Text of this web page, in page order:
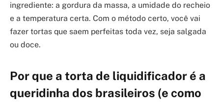
ingrediente: a gordura da massa, a umidade do recheio
e a temperatura certa. Com o método certo, você vai
fazer tortas que saem perfeitas toda vez, seja salgada
ou doce.
Por que a torta de liquidificador é a
queridinha dos brasileiros (e como